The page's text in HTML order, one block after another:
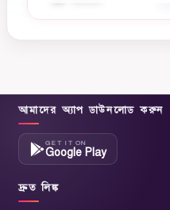
আমাদের অ্যাপ ডাউনলোড করুন
GET IT ON
Google Play
ডাউনলোড অ্যাপ (Play Store)
দ্রুত লিঙ্ক